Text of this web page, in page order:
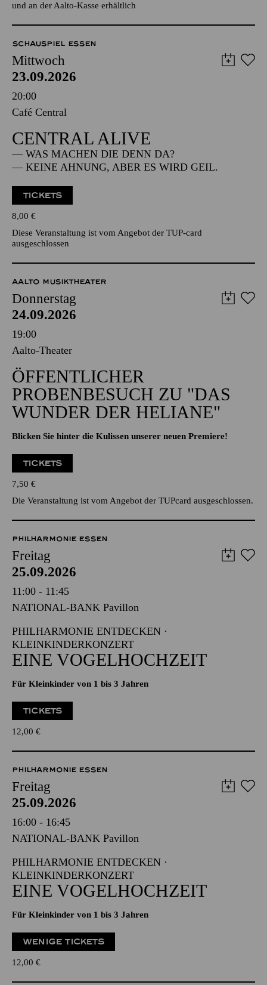
und an der Aalto-Kasse erhältlich
SCHAUSPIEL ESSEN
Mittwoch
23.09.2026
20:00
Café Central
CENTRAL ALIVE
— WAS MACHEN DIE DENN DA?
— KEINE AHNUNG, ABER ES WIRD GEIL.
TICKETS
8,00 €
Diese Veranstaltung ist vom Angebot der TUP-card
ausgeschlossen
AALTO MUSIKTHEATER
Donnerstag
24.09.2026
19:00
Aalto-Theater
ÖFFENTLICHER
PROBENBESUCH ZU "DAS
WUNDER DER HELIANE"
Blicken Sie hinter die Kulissen unserer neuen Premiere!
TICKETS
7,50 €
Die Veranstaltung ist vom Angebot der TUPcard ausgeschlossen.
PHILHARMONIE ESSEN
Freitag
25.09.2026
11:00 - 11:45
NATIONAL-BANK Pavillon
PHILHARMONIE ENTDECKEN ·
KLEINKINDERKONZERT
EINE VOGELHOCHZEIT
Für Kleinkinder von 1 bis 3 Jahren
TICKETS
12,00 €
PHILHARMONIE ESSEN
Freitag
25.09.2026
16:00 - 16:45
NATIONAL-BANK Pavillon
PHILHARMONIE ENTDECKEN ·
KLEINKINDERKONZERT
EINE VOGELHOCHZEIT
Für Kleinkinder von 1 bis 3 Jahren
WENIGE TICKETS
12,00 €